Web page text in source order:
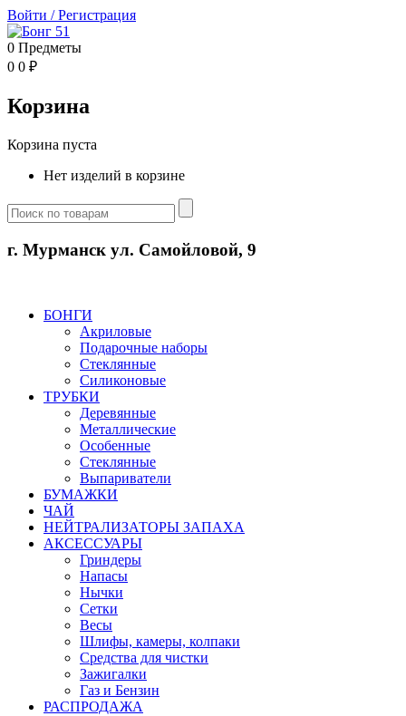
Войти /Регистрация
0 Предметы
0 0 ₽
Корзина
Корзина пуста
Нет изделий в корзине
г. Мурманск ул. Самойловой, 9
БОНГИ
Акриловые
Подарочные наборы
Стеклянные
Силиконовые
ТРУБКИ
Деревянные
Металлические
Особенные
Стеклянные
Выпариватели
БУМАЖКИ
ЧАЙ
НЕЙТРАЛИЗАТОРЫ ЗАПАХА
АКСЕССУАРЫ
Гриндеры
Напасы
Нычки
Сетки
Весы
Шлифы, камеры, колпаки
Средства для чистки
Зажигалки
Газ и Бензин
РАСПРОДАЖА